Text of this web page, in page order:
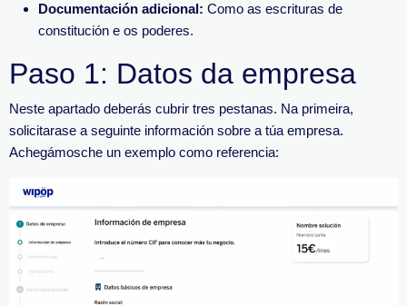
Documentación adicional: Como as escrituras de
constitución e os poderes.
Paso 1: Datos da empresa
Neste apartado deberás cubrir tres pestanas. Na primeira,
solicitarase a seguinte información sobre a túa empresa.
Achegámosche un exemplo como referencia: